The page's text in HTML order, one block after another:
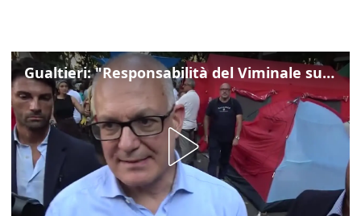
Gualtieri: "Responsabilità del Viminale su Spin Time? La posizione dei partiti è nota"